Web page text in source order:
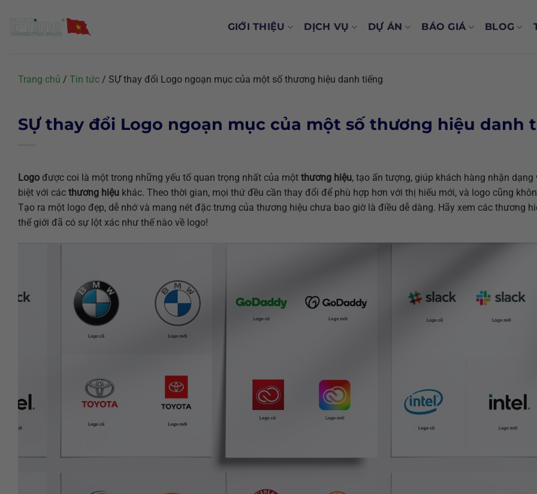
đến
GIỚI THIỆU DỊCH VỤ DỰ ÁN BÁO GIÁ BLOG
Trang chủ / Tin tức / SỰ thay đổi Logo ngoạn mục của một số thương hiệu danh tiếng
SỰ thay đổi Logo ngoạn mục của một số thương hiệu danh
Logo được coi là một trong những yếu tố quan trọng nhất của một thương hiệu, tạo ấn tượng, giúp khách hàng nhận dạng
biệt với các thương hiệu khác. Theo thời gian, mọi thứ đều cần thay đổi để phù hợp hơn với thị hiếu mới, và logo cũng
Tạo ra một logo đẹp, dễ nhớ và mang nét đặc trưng của thương hiệu chưa bao giờ là điều dễ dàng. Hãy xem các thương
thế giới đã có sự lột xác như thế nào về logo!